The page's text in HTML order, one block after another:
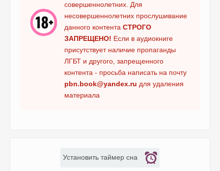
011
012
совершеннолетних. Для
несовершеннолетних прослушивание
данного контента СТРОГО
ЗАПРЕЩЕНО! Если в аудиокниге
присутствует наличие пропаганды
ЛГБТ и другого, запрещенного
контента - просьба написать на почту
pbn.book@yandex.ru для удаления
материала
Установить таймер сна